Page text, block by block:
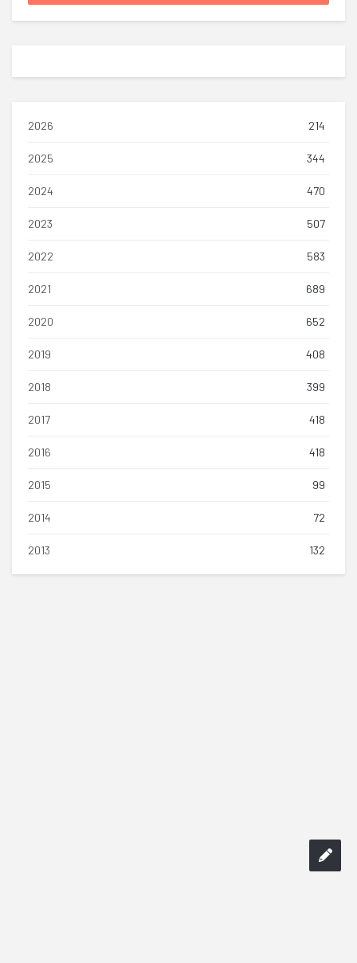
2026 214
2025 344
2024 470
2023 507
2022 583
2021 689
2020 652
2019 408
2018 399
2017 418
2016 418
2015 99
2014 72
2013 132